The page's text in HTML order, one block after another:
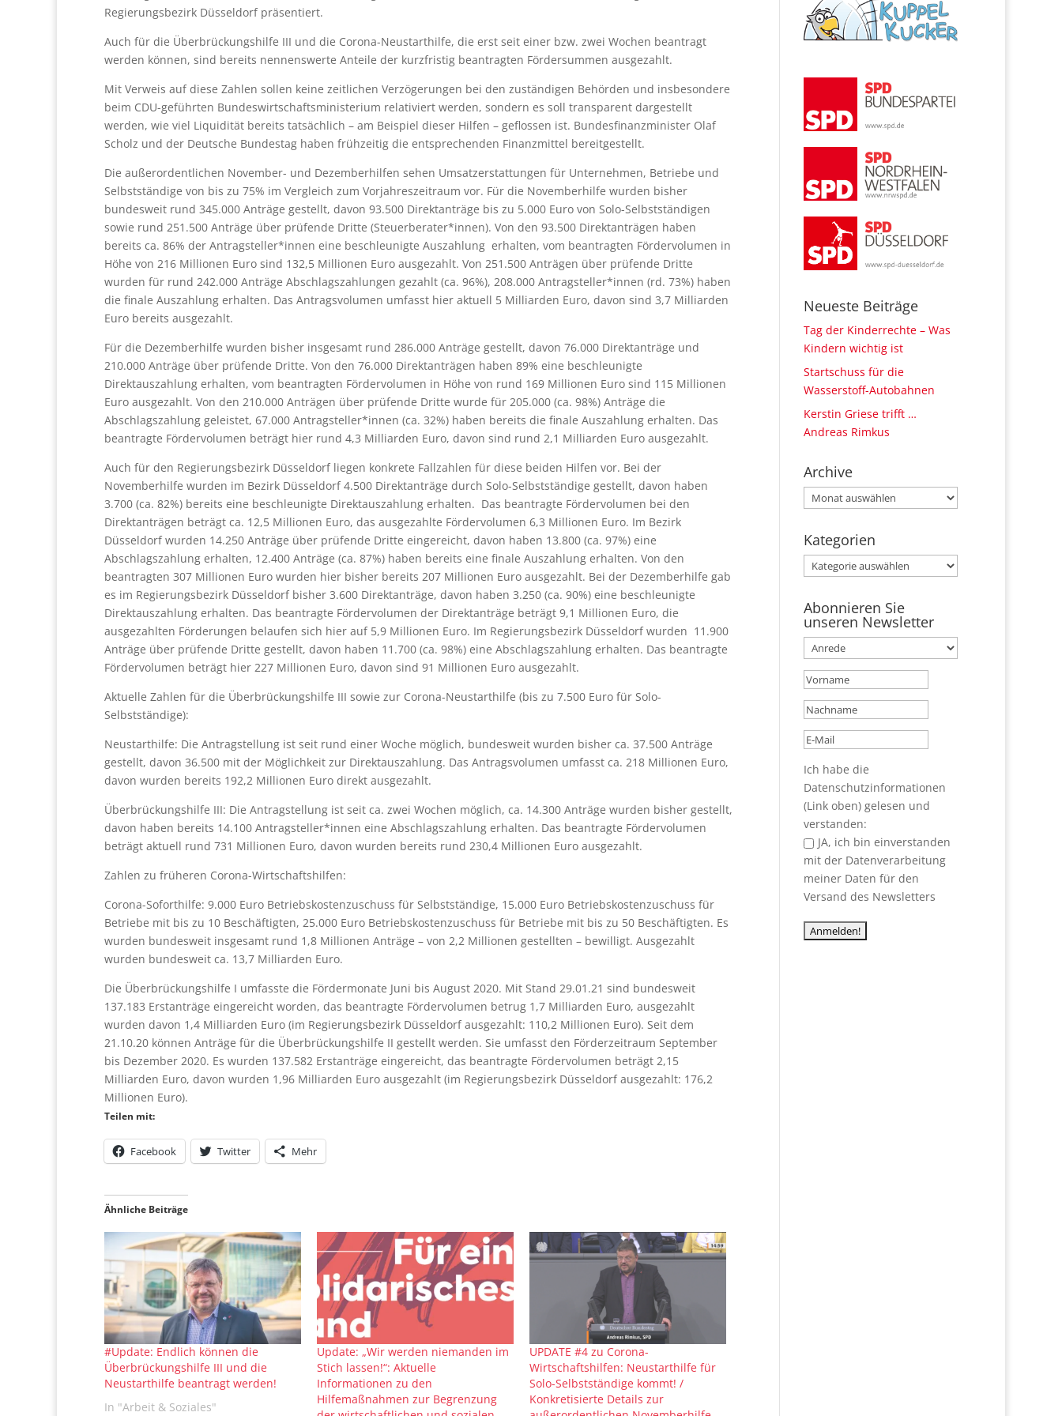
Regierungsbezirk Düsseldorf präsentiert.
Auch für die Überbrückungshilfe III und die Corona-Neustarthilfe, die erst seit einer bzw. zwei Wochen beantragt
werden können, sind bereits nennenswerte Anteile der kurzfristig beantragten Fördersummen ausgezahlt.
Mit Verweis auf diese Zahlen sollen keine zeitlichen Verzögerungen bei den zuständigen Behörden und insbesondere
beim CDU-geführten Bundeswirtschaftsministerium relativiert werden, sondern es soll transparent dargestellt
werden, wie viel Liquidität bereits tatsächlich – am Beispiel dieser Hilfen – geflossen ist. Bundesfinanzminister Olaf
Scholz und der Deutsche Bundestag haben frühzeitig die entsprechenden Finanzmittel bereitgestellt.
Die außerordentlichen November- und Dezemberhilfen sehen Umsatzerstattungen für Unternehmen, Betriebe und
Selbstständige von bis zu 75% im Vergleich zum Vorjahreszeitraum vor. Für die Novemberhilfe wurden bisher
bundesweit rund 345.000 Anträge gestellt, davon 93.500 Direktanträge bis zu 5.000 Euro von Solo-Selbstständigen
sowie rund 251.500 Anträge über prüfende Dritte (Steuerberater*innen). Von den 93.500 Direktanträgen haben
bereits ca. 86% der Antragsteller*innen eine beschleunigte Auszahlung erhalten, vom beantragten Fördervolumen in
Höhe von 216 Millionen Euro sind 132,5 Millionen Euro ausgezahlt. Von 251.500 Anträgen über prüfende Dritte
wurden für rund 242.000 Anträge Abschlagszahlungen gezahlt (ca. 96%), 208.000 Antragsteller*innen (rd. 73%) haben
die finale Auszahlung erhalten. Das Antragsvolumen umfasst hier aktuell 5 Milliarden Euro, davon sind 3,7 Milliarden
Euro bereits ausgezahlt.
Für die Dezemberhilfe wurden bisher insgesamt rund 286.000 Anträge gestellt, davon 76.000 Direktanträge und
210.000 Anträge über prüfende Dritte. Von den 76.000 Direktanträgen haben 89% eine beschleunigte
Direktauszahlung erhalten, vom beantragten Fördervolumen in Höhe von rund 169 Millionen Euro sind 115 Millionen
Euro ausgezahlt. Von den 210.000 Anträgen über prüfende Dritte wurde für 205.000 (ca. 98%) Anträge die
Abschlagszahlung geleistet, 67.000 Antragsteller*innen (ca. 32%) haben bereits die finale Auszahlung erhalten. Das
beantragte Fördervolumen beträgt hier rund 4,3 Milliarden Euro, davon sind rund 2,1 Milliarden Euro ausgezahlt.
Auch für den Regierungsbezirk Düsseldorf liegen konkrete Fallzahlen für diese beiden Hilfen vor. Bei der
Novemberhilfe wurden im Bezirk Düsseldorf 4.500 Direktanträge durch Solo-Selbstständige gestellt, davon haben
3.700 (ca. 82%) bereits eine beschleunigte Direktauszahlung erhalten. Das beantragte Fördervolumen bei den
Direktanträgen beträgt ca. 12,5 Millionen Euro, das ausgezahlte Fördervolumen 6,3 Millionen Euro. Im Bezirk
Düsseldorf wurden 14.250 Anträge über prüfende Dritte eingereicht, davon haben 13.800 (ca. 97%) eine
Abschlagszahlung erhalten, 12.400 Anträge (ca. 87%) haben bereits eine finale Auszahlung erhalten. Von den
beantragten 307 Millionen Euro wurden hier bisher bereits 207 Millionen Euro ausgezahlt. Bei der Dezemberhilfe gab
es im Regierungsbezirk Düsseldorf bisher 3.600 Direktanträge, davon haben 3.250 (ca. 90%) eine beschleunigte
Direktauszahlung erhalten. Das beantragte Fördervolumen der Direktanträge beträgt 9,1 Millionen Euro, die
ausgezahlten Förderungen belaufen sich hier auf 5,9 Millionen Euro. Im Regierungsbezirk Düsseldorf wurden 11.900
Anträge über prüfende Dritte gestellt, davon haben 11.700 (ca. 98%) eine Abschlagszahlung erhalten. Das beantragte
Fördervolumen beträgt hier 227 Millionen Euro, davon sind 91 Millionen Euro ausgezahlt.
Aktuelle Zahlen für die Überbrückungshilfe III sowie zur Corona-Neustarthilfe (bis zu 7.500 Euro für Solo-
Selbstständige):
Neustarthilfe: Die Antragstellung ist seit rund einer Woche möglich, bundesweit wurden bisher ca. 37.500 Anträge
gestellt, davon 36.500 mit der Möglichkeit zur Direktauszahlung. Das Antragsvolumen umfasst ca. 218 Millionen Euro,
davon wurden bereits 192,2 Millionen Euro direkt ausgezahlt.
Überbrückungshilfe III: Die Antragstellung ist seit ca. zwei Wochen möglich, ca. 14.300 Anträge wurden bisher gestellt,
davon haben bereits 14.100 Antragsteller*innen eine Abschlagszahlung erhalten. Das beantragte Fördervolumen
beträgt aktuell rund 731 Millionen Euro, davon wurden bereits rund 230,4 Millionen Euro ausgezahlt.
Zahlen zu früheren Corona-Wirtschaftshilfen:
Corona-Soforthilfe: 9.000 Euro Betriebskostenzuschuss für Selbstständige, 15.000 Euro Betriebskostenzuschuss für
Betriebe mit bis zu 10 Beschäftigten, 25.000 Euro Betriebskostenzuschuss für Betriebe mit bis zu 50 Beschäftigten. Es
wurden bundesweit insgesamt rund 1,8 Millionen Anträge – von 2,2 Millionen gestellten – bewilligt. Ausgezahlt
wurden bundesweit ca. 13,7 Milliarden Euro.
Die Überbrückungshilfe I umfasste die Fördermonate Juni bis August 2020. Mit Stand 29.01.21 sind bundesweit
137.183 Erstanträge eingereicht worden, das beantragte Fördervolumen betrug 1,7 Milliarden Euro, ausgezahlt
wurden davon 1,4 Milliarden Euro (im Regierungsbezirk Düsseldorf ausgezahlt: 110,2 Millionen Euro). Seit dem
21.10.20 können Anträge für die Überbrückungshilfe II gestellt werden. Sie umfasst den Förderzeitraum September
bis Dezember 2020. Es wurden 137.582 Erstanträge eingereicht, das beantragte Fördervolumen beträgt 2,15
Milliarden Euro, davon wurden 1,96 Milliarden Euro ausgezahlt (im Regierungsbezirk Düsseldorf ausgezahlt: 176,2
Millionen Euro).
Teilen mit:
Facebook Twitter Mehr
Ähnliche Beiträge
#Update: Endlich können die
Überbrückungshilfe III und die
Neustarthilfe beantragt werden!
In "Arbeit & Soziales"
Update: „Wir werden niemanden im
Stich lassen!“: Aktuelle
Informationen zu den
Hilfemaßnahmen zur Begrenzung
UPDATE #4 zu Corona-
Wirtschaftshilfen: Neustarthilfe für
Solo-Selbstständige kommt! /
Konkretisierte Details zur
Neueste Beiträge
Tag der Kinderrechte – Was
Kindern wichtig ist
Startschuss für die
Wasserstoff-Autobahnen
Kerstin Griese trifft …
Andreas Rimkus
Archive
Archive
Kategorien
Kategorien
Abonnieren Sie
unseren Newsletter
Ich habe die
Datenschutzinformationen
(Link oben) gelesen und
verstanden:
JA, ich bin einverstanden
mit der Datenverarbeitung
meiner Daten für den
Versand des Newsletters